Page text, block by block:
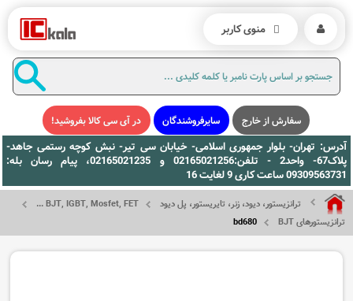
سفارش از خارج سایرفروشندگان در آی سی کالا بفروشید!
آدرس: تهران- بلوار جمهوری اسلامی- خیابان سی تیر- نبش کوچه رستمی جاهد-
پلاک67- واحد2 - تلفن:02165021256 و 02165021235، پیام رسان بله:
09309563731 ساعت کاری 9 لغایت 16
ترانزیستور، دیود، زنر، تایریستور، پل دیود
BJT, IGBT, Mosfet, FET ...
ترانزیستورهای BJT
bd680
منوی کاربر